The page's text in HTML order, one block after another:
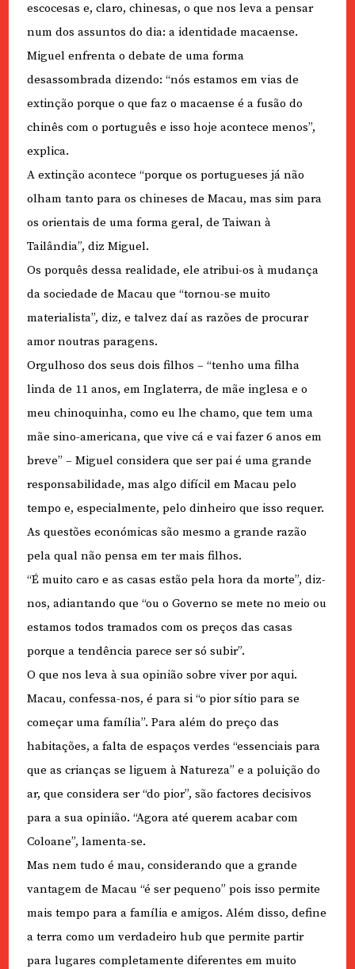
escocesas e, claro, chinesas, o que nos leva a pensar
num dos assuntos do dia: a identidade macaense.
Miguel enfrenta o debate de uma forma
desassombrada dizendo: “nós estamos em vias de
extinção porque o que faz o macaense é a fusão do
chinês com o português e isso hoje acontece menos”,
explica.
A extinção acontece “porque os portugueses já não
olham tanto para os chineses de Macau, mas sim para
os orientais de uma forma geral, de Taiwan à
Tailândia”, diz Miguel.
Os porquês dessa realidade, ele atribui-os à mudança
da sociedade de Macau que “tornou-se muito
materialista”, diz, e talvez daí as razões de procurar
amor noutras paragens.
Orgulhoso dos seus dois filhos – “tenho uma filha
linda de 11 anos, em Inglaterra, de mãe inglesa e o
meu chinoquinha, como eu lhe chamo, que tem uma
mãe sino-americana, que vive cá e vai fazer 6 anos em
breve” – Miguel considera que ser pai é uma grande
responsabilidade, mas algo difícil em Macau pelo
tempo e, especialmente, pelo dinheiro que isso requer.
As questões económicas são mesmo a grande razão
pela qual não pensa em ter mais filhos.
“É muito caro e as casas estão pela hora da morte”, diz-
nos, adiantando que “ou o Governo se mete no meio ou
estamos todos tramados com os preços das casas
porque a tendência parece ser só subir”.
O que nos leva à sua opinião sobre viver por aqui.
Macau, confessa-nos, é para si “o pior sítio para se
começar uma família”. Para além do preço das
habitações, a falta de espaços verdes “essenciais para
que as crianças se liguem à Natureza” e a poluição do
ar, que considera ser “do pior”, são factores decisivos
para a sua opinião. “Agora até querem acabar com
Coloane”, lamenta-se.
Mas nem tudo é mau, considerando que a grande
vantagem de Macau “é ser pequeno” pois isso permite
mais tempo para a família e amigos. Além disso, define
a terra como um verdadeiro hub que permite partir
para lugares completamente diferentes em muito